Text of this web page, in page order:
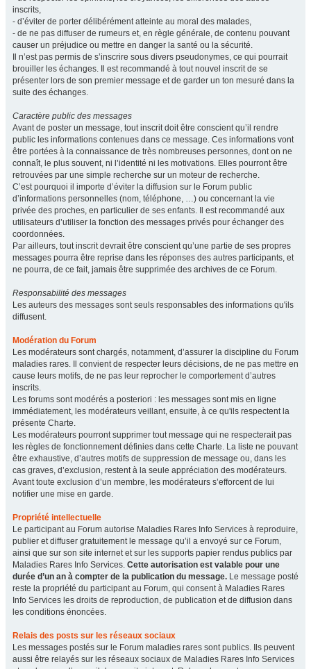
inscrits,
- d’éviter de porter délibérément atteinte au moral des malades,
- de ne pas diffuser de rumeurs et, en règle générale, de contenu pouvant
causer un préjudice ou mettre en danger la santé ou la sécurité.
Il n’est pas permis de s’inscrire sous divers pseudonymes, ce qui pourrait
brouiller les échanges. Il est recommandé à tout nouvel inscrit de se
présenter lors de son premier message et de garder un ton mesuré dans la
suite des échanges.
Caractère public des messages
Avant de poster un message, tout inscrit doit être conscient qu’il rendre
public les informations contenues dans ce message. Ces informations vont
être portées à la connaissance de très nombreuses personnes, dont on ne
connaît, le plus souvent, ni l’identité ni les motivations. Elles pourront être
retrouvées par une simple recherche sur un moteur de recherche.
C’est pourquoi il importe d’éviter la diffusion sur le Forum public
d’informations personnelles (nom, téléphone, …) ou concernant la vie
privée des proches, en particulier de ses enfants. Il est recommandé aux
utilisateurs d’utiliser la fonction des messages privés pour échanger des
coordonnées.
Par ailleurs, tout inscrit devrait être conscient qu’une partie de ses propres
messages pourra être reprise dans les réponses des autres participants, et
ne pourra, de ce fait, jamais être supprimée des archives de ce Forum.
Responsabilité des messages
Les auteurs des messages sont seuls responsables des informations qu'ils
diffusent.
Modération du Forum
Les modérateurs sont chargés, notamment, d’assurer la discipline du Forum
maladies rares. Il convient de respecter leurs décisions, de ne pas mettre en
cause leurs motifs, de ne pas leur reprocher le comportement d’autres
inscrits.
Les forums sont modérés a posteriori : les messages sont mis en ligne
immédiatement, les modérateurs veillant, ensuite, à ce qu'ils respectent la
présente Charte.
Les modérateurs pourront supprimer tout message qui ne respecterait pas
les règles de fonctionnement définies dans cette Charte. La liste ne pouvant
être exhaustive, d’autres motifs de suppression de message ou, dans les
cas graves, d’exclusion, restent à la seule appréciation des modérateurs.
Avant toute exclusion d’un membre, les modérateurs s’efforcent de lui
notifier une mise en garde.
Propriété intellectuelle
Le participant au Forum autorise Maladies Rares Info Services à reproduire,
publier et diffuser gratuitement le message qu’il a envoyé sur ce Forum,
ainsi que sur son site internet et sur les supports papier rendus publics par
Maladies Rares Info Services. Cette autorisation est valable pour une
durée d’un an à compter de la publication du message. Le message posté
reste la propriété du participant au Forum, qui consent à Maladies Rares
Info Services les droits de reproduction, de publication et de diffusion dans
les conditions énoncées.
Relais des posts sur les réseaux sociaux
Les messages postés sur le Forum maladies rares sont publics. Ils peuvent
aussi être relayés sur les réseaux sociaux de Maladies Rares Info Services